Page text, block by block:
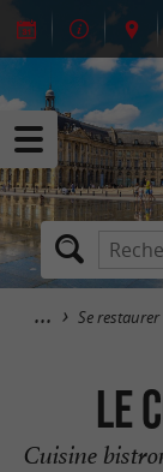
Se restaurer
Le
Cuisine